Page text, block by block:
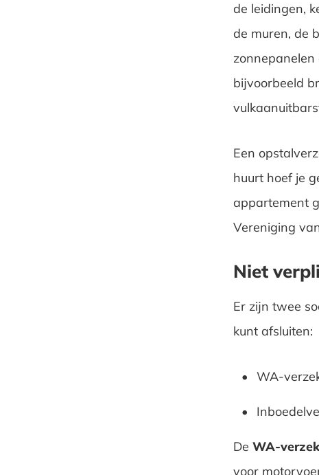
de leidingen,
de muren, de
bijvoorbeeld
Een
huurt hoef je
appartement
Vereniging
Niet
Er zijn twee
kunt afsluiten:
WA-
De WA-
voor